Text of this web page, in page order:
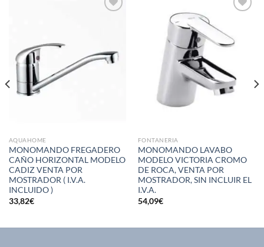
AQUAHOME
MONOMANDO FREGADERO
CAÑO HORIZONTAL MODELO
CADIZ VENTA POR
MOSTRADOR ( I.V.A.
INCLUIDO )
33,82€
lista de
deseos
FONTANERIA
MONOMANDO LAVABO
MODELO VICTORIA CROMO
DE ROCA, VENTA POR
MOSTRADOR, SIN INCLUIR EL
I.V.A.
54,09€